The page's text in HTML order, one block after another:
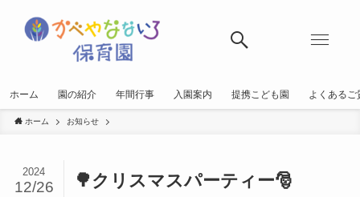
ホーム 園の紹介 年間行事 入園案内 提携こども園 よくあるご
ホーム お知らせ
🌳クリスマスパーティー🎅
2024
12/26